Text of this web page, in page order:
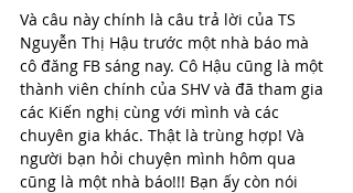
Và câu này chính là câu trả lời của TS
Nguyễn Thị Hậu trước một nhà báo mà
cô đăng FB sáng nay. Cô Hậu cũng là một
thành viên chính của SHV và đã tham gia
các Kiến nghị cùng với mình và các
chuyên gia khác. Thật là trùng hợp! Và
người bạn hỏi chuyện mình hôm qua
cũng là một nhà báo!!! Bạn ấy còn nói